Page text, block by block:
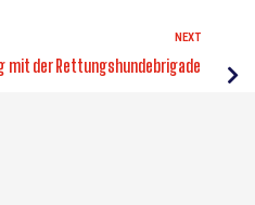
NEXT
mit der Rettungshundebrigade